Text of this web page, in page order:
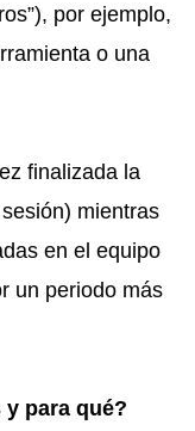
por ejemplo,
o una
finalizada la
mientras
en el equipo
un periodo más
para qué?